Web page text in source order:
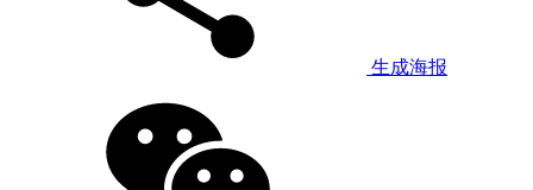
生成海报